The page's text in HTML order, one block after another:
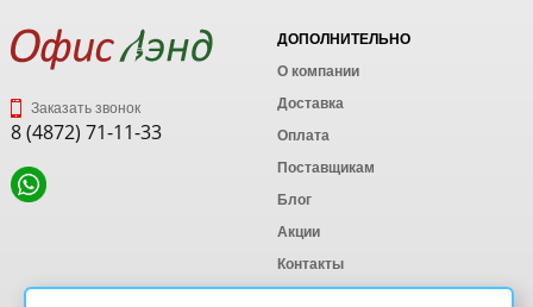
Заказать звонок
8 (4872) 71-11-33
ДОПОЛНИТЕЛЬНО
О компании
Доставка
Оплата
Поставщикам
Блог
Акции
Контакты